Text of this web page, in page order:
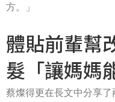
方。」
體貼前輩幫
髮「讓媽媽
蔡燦得更在長文中分享